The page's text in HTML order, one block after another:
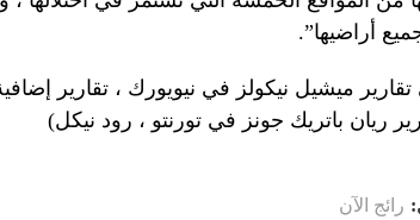
أراضيها”.
ريان باتريك جونز في تورنتو ، رود نيكل)
رائج الآن